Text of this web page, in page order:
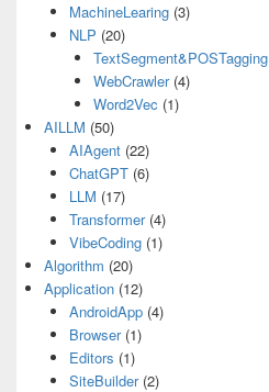
MachineLearing(3)
NLP (20)
TextSegment&POSTagging
WebCrawler(4)
Word2Vec (1)
AILLM (50)
AIAgent(22)
ChatGPT(6)
LLM (17)
Transformer(4)
VibeCoding(1)
Algorithm (20)
Application (12)
AndroidApp(4)
Browser(1)
Editors (1)
SiteBuilder(2)